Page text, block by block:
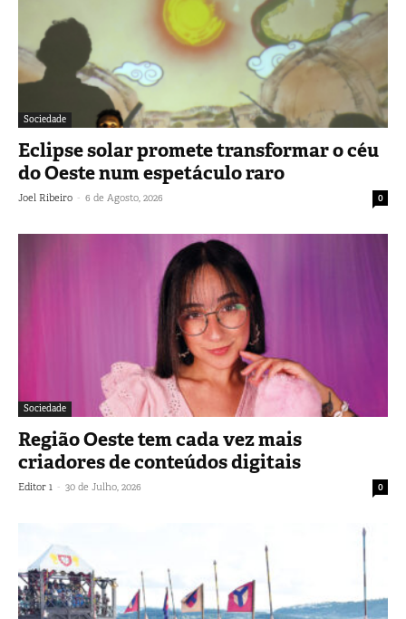
Sociedade
Eclipse solar promete transformar o céu
do Oeste num espetáculo raro
Joel Ribeiro - 6 de Agosto, 2026 0
Sociedade
Região Oeste tem cada vez mais
criadores de conteúdos digitais
Editor 1 - 30 de Julho, 2026 0